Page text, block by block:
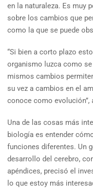
en la naturaleza. Es muy
sobre los cambios que
como la que se puede
“Si bien a corto plazo
organismo luzca como
mismos cambios
su vez a cambios en el
conoce como evolución”,
Una de las cosas más
biología es entender
funciones diferentes. Un
desarrollo del cerebro,
apéndices, precisó el
lo que estoy más